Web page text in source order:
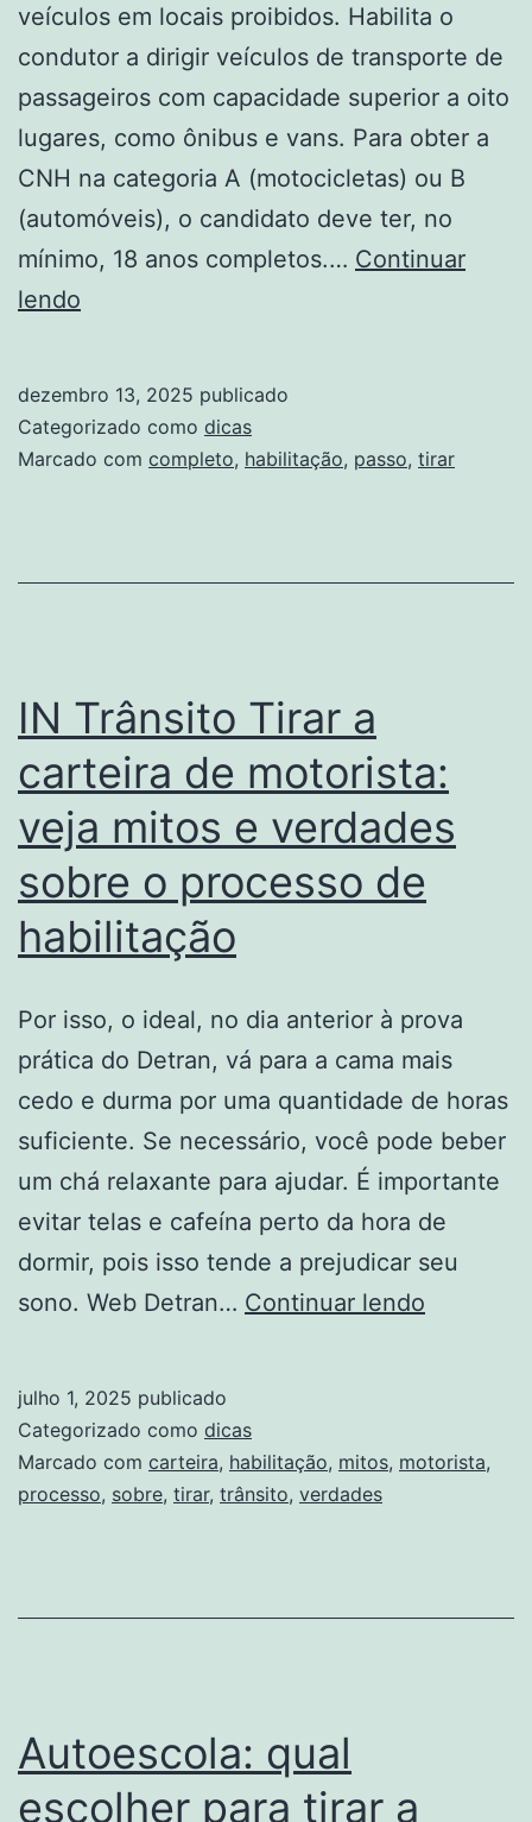
veículos em locais proibidos. Habilita o
condutor a dirigir veículos de transporte de
passageiros com capacidade superior a oito
lugares, como ônibus e vans. Para obter a
CNH na categoria A (motocicletas) ou B
(automóveis), o candidato deve ter, no
mínimo, 18 anos completos.… Continuar
lendo
1ª
habilitação
passo
de
2025
dezembro 13, 2025 publicado
Categorizado como dicas
Marcado com completo, habilitação, passo, tirar
IN Trânsito Tirar a
carteira de motorista:
veja mitos e verdades
sobre o processo de
habilitação
Por isso, o ideal, no dia anterior à prova
prática do Detran, vá para a cama mais
cedo e durma por uma quantidade de horas
suficiente. Se necessário, você pode beber
um chá relaxante para ajudar. É importante
evitar telas e cafeína perto da hora de
dormir, pois isso tende a prejudicar seu
sono. Web Detran… Continuar lendo
carteira
mitos
julho 1, 2025 publicado
Categorizado como dicas
Marcado com carteira, habilitação, mitos, motorista,
processo, sobre, tirar, trânsito, verdades
Autoescola: qual
escolher para tirar a